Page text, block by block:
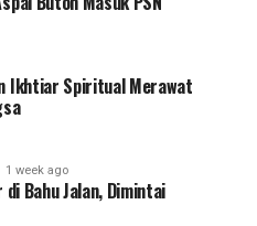
peraturan teknis
bersubsidi di sektor
efektivitasnya.
tata kelola pupuk
mulai dari perencanaan,
pengawasan,
Ikhtiar Spiritual Merawat
1 week ago
Bahu Jalan, Dimintai